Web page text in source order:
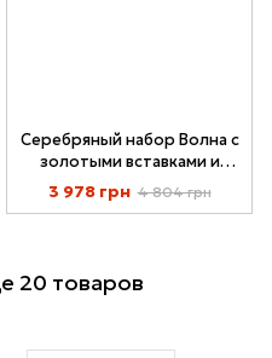
Серебряный набор Волна с
золотыми вставками и
Фианитами 147
3 978 грн 4 804 грн
20 товаров